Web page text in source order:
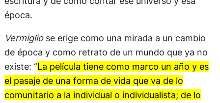
época.
Vermigliose erige como una mirada a un cambio
de época y como retrato de un mundo que ya no
existe: “La película tiene como marco un año y es
el pasaje de una forma de vida que va de lo
comunitario a la individual o individualista; de lo